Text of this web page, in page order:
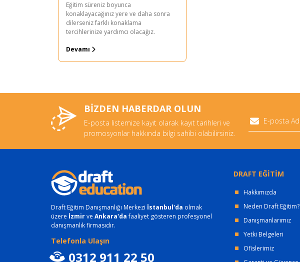
Eğitim süreniz boyunca
konaklayacağınız yere ve daha sonra
dilerseniz farklı konaklama
tercihlerinize yardımcı olacağız.
Devamı
BİZDEN HABERDAR OLUN
E-posta listemize kayıt olarak kayıt tarihleri ve
promosyonlar hakkında bilgi sahibi olabilirsiniz.
Draft Eğitim Danışmanlığı Merkezi İstanbul'da olmak
üzere İzmirve Ankara'dafaaliyet gösteren profesyonel
danışmanlık firmasıdır.
Telefonla Ulaşın
0312 911 22 50
DRAFT EĞİTİM
Hakkımızda
Neden Draft Eğitim?
Danışmanlarımız
Yetki Belgeleri
Ofislerimiz